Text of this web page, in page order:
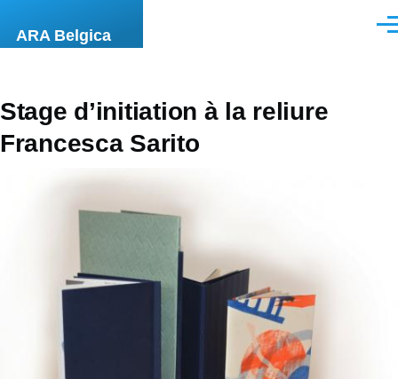
ARA Belgica
Stage d’initiation à la reliure
Francesca Sarito